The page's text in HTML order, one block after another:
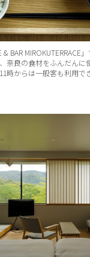
BAR MIROKUTERRACE
奈良の食材をふんだんに
時からは一般客も利用で